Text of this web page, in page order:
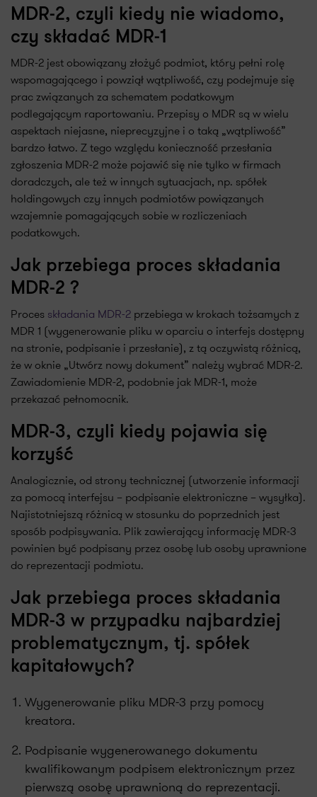
MDR-2, czyli kiedy nie wiadomo,
czy składać MDR-1
MDR-2 jest obowiązany złożyć podmiot, który pełni rolę
wspomagającego i powziął wątpliwość, czy podejmuje się
prac związanych za schematem podatkowym
podlegającym raportowaniu. Przepisy o MDR są w wielu
aspektach niejasne, nieprecyzyjne i o taką „wątpliwość”
bardzo łatwo. Z tego względu konieczność przesłania
zgłoszenia MDR-2 może pojawić się nie tylko w firmach
doradczych, ale też w innych sytuacjach, np. spółek
holdingowych czy innych podmiotów powiązanych
wzajemnie pomagających sobie w rozliczeniach
podatkowych.
Jak przebiega proces składania
MDR-2 ?
Proces składania MDR-2 przebiega w krokach tożsamych z
MDR 1 (wygenerowanie pliku w oparciu o interfejs dostępny
na stronie, podpisanie i przesłanie), z tą oczywistą różnicą,
że w oknie „Utwórz nowy dokument” należy wybrać MDR-2.
Zawiadomienie MDR-2, podobnie jak MDR-1, może
przekazać pełnomocnik.
MDR-3, czyli kiedy pojawia się
korzyść
Analogicznie, od strony technicznej (utworzenie informacji
za pomocą interfejsu – podpisanie elektroniczne – wysyłka).
Najistotniejszą różnicą w stosunku do poprzednich jest
sposób podpisywania. Plik zawierający informację MDR-3
powinien być podpisany przez osobę lub osoby uprawnione
do reprezentacji podmiotu.
Jak przebiega proces składania
MDR-3 w przypadku najbardziej
problematycznym, tj. spółek
kapitałowych?
Wygenerowanie pliku MDR-3 przy pomocy
kreatora.
Podpisanie wygenerowanego dokumentu
kwalifikowanym podpisem elektronicznym przez
pierwszą osobę uprawnioną do reprezentacji.